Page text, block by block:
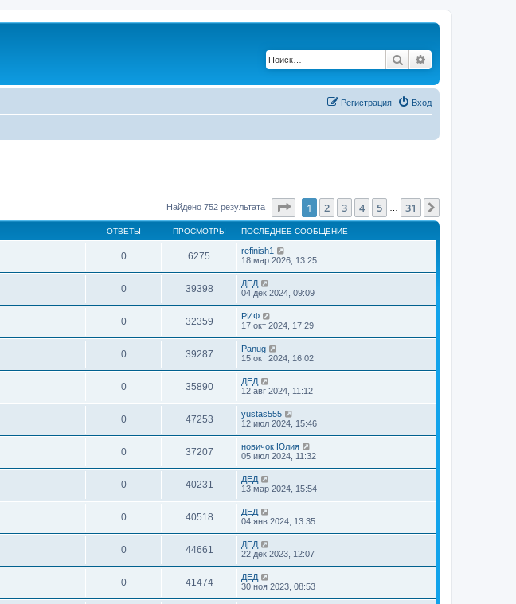
Поиск
Вход
Регистрация
Найдено 752 результата Страница1 из 31
1 2 3 4 5 31
ОТВЕТЫ ПРОСМОТРЫ ПОСЛЕДНЕЕ СООБЩЕНИЕ
0 6275
refinish1
18 мар 2026, 13:25
0 39398
ДЕД
04 дек 2024, 09:09
0 32359
РИФ
17 окт 2024, 17:29
0 39287
Panug
15 окт 2024, 16:02
0 35890
ДЕД
12 авг 2024, 11:12
0 47253
yustas555
12 июл 2024, 15:46
0 37207
новичок Юлия
05 июл 2024, 11:32
0 40231
ДЕД
13 мар 2024, 15:54
0 40518
ДЕД
04 янв 2024, 13:35
0 44661
ДЕД
22 дек 2023, 12:07
0 41474
ДЕД
30 ноя 2023, 08:53